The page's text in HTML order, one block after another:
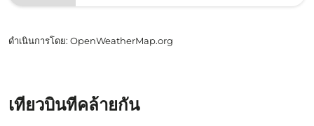
ดำเนินการโดย: OpenWeatherMap.org
เที่ยวบินที่คล้ายกัน